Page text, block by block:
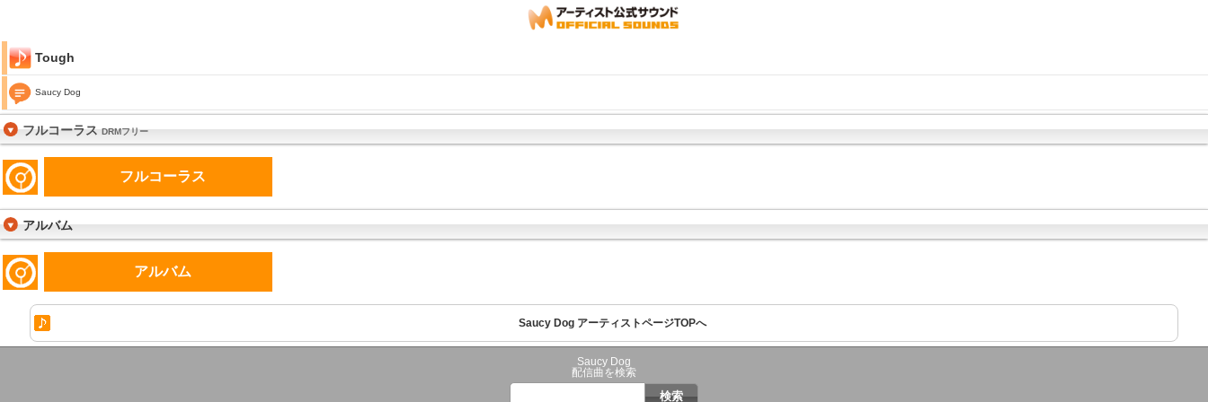
Tough
Saucy Dog
フルコーラスDRMフリー
フルコーラス
アルバム
アルバム
Saucy Dog アーティストページTOPへ
Saucy Dog
配信曲を検索